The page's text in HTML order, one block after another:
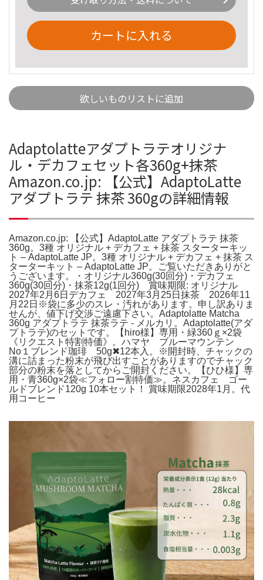
カートに入れる
欲しいものリストに追加
Adaptolatteアダプトラテオリジナ
ル・デカフェセット各360g+抹茶
Amazon.co.jp: 【公式】AdaptoLatte
アダプトラテ 抹茶 360gの詳細情報
Amazon.co.jp: 【公式】AdaptoLatte アダプトラテ 抹茶
360g。3種 オリジナル + デカフェ + 抹茶 スターターキッ
ト – AdaptoLatte JP。3種 オリジナル + デカフェ + 抹茶 ス
ターターキット – AdaptoLatte JP。ご覧いただきありがと
うございます。・オリジナル360g(30回分)・デカフェ
360g(30回分)・抹茶12g(1回分) 賞味期限: オリジナル
2027年2月6日デカフェ 2027年3月25日抹茶 2026年11
月22日※袋に多少のスレ・汚れがあります。申し訳ありま
せんが、値下げ交渉ご遠慮下さい。Adaptolatte Matcha
360g アダプトラテ 抹茶ラテ - メルカリ。Adaptolatte(アダ
プトラテ)のセットです。【hiro様】専用・緑360ｇ×2袋
《リクエスト特割特価》。ハマヤ ブルーマウンテン
No１ブレンド珈琲 50g✖12本入。※開封時、チャックの
溝に詰まった粉末が飛び出すことがありますのでチャック
部分の粉末を落としてからご開封ください。【ひひ様】専
用・青360g×2袋≪フォロー割特価≫。ネスカフェ ゴー
ルドブレンド120g 10本セット！ 賞味期限2028年1月。代
用コーヒー